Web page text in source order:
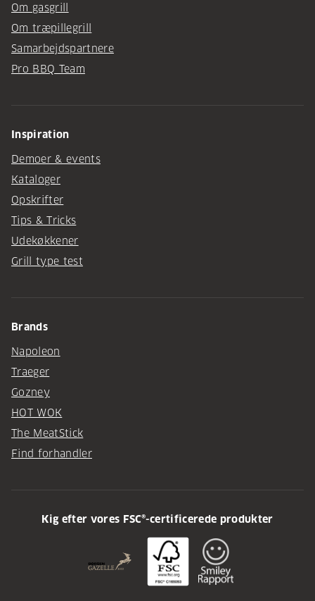
Om gasgrill
Om træpillegrill
Samarbejdspartnere
Pro BBQ Team
Inspiration
Demoer & events
Kataloger
Opskrifter
Tips & Tricks
Udekøkkener
Grill type test
Brands
Napoleon
Traeger
Gozney
HOT WOK
The MeatStick
Find forhandler
Kig efter vores FSC®-certificerede produkter